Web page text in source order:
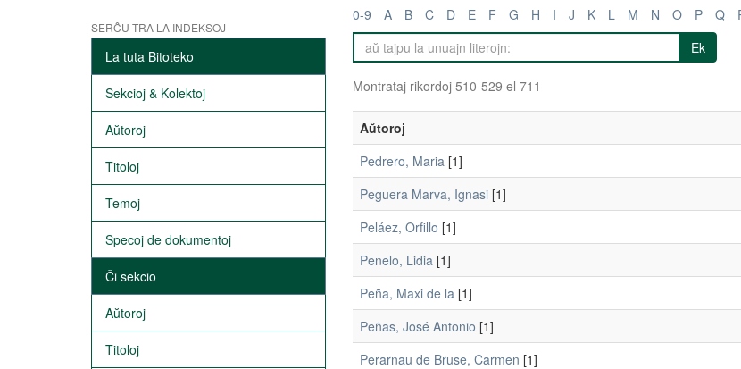
SERĈU TRA LA INDEKSOJ
La tuta Bitoteko
Sekcioj & Kolektoj
Aŭtoroj
Titoloj
Temoj
Specoj de dokumentoj
Ĉi sekcio
Aŭtoroj
Titoloj
0-9 A B C D E F G H I J K L M N O P Q
Ek
Montrataj rikordoj 510-529 el 711
Aŭtoroj
Pedrero, Maria[1]
Peguera Marva, Ignasi[1]
Peláez, Orfillo [1]
Penelo, Lidia[1]
Peña, Maxi de la[1]
Peñas, José Antonio [1]
Perarnau de Bruse, Carmen [1]